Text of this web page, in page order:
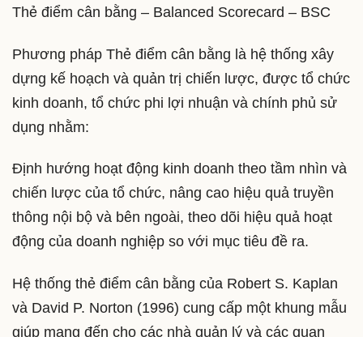
Thẻ điểm cân bằng – Balanced Scorecard – BSC
Phương pháp Thẻ điểm cân bằng là hệ thống xây
dựng kế hoạch và quản trị chiến lược, được tổ chức
kinh doanh, tổ chức phi lợi nhuận và chính phủ sử
dụng nhằm:
Định hướng hoạt động kinh doanh theo tầm nhìn và
chiến lược của tổ chức, nâng cao hiệu quả truyền
thông nội bộ và bên ngoài, theo dõi hiệu quả hoạt
động của doanh nghiệp so với mục tiêu đề ra.
Hệ thống thẻ điểm cân bằng của Robert S. Kaplan
và David P. Norton (1996) cung cấp một khung mẫu
giúp mang đến cho các nhà quản lý và các quan